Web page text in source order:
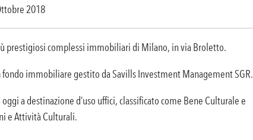
2018
prestigiosi complessi immobiliari di Milano, in via Broletto.
immobiliare gestito da Savills Investment Management SGR.
a destinazione d’uso uffici, classificato come Bene Culturale e
e Attività Culturali.